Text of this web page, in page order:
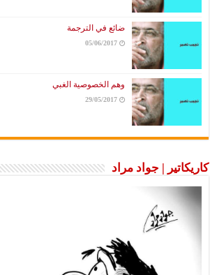
ضائع في الترجمة
05/06/2017
وهم الخصوصية الغبي
29/05/2017
كاريكاتير | جواد مراد